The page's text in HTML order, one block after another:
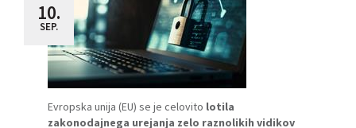
10.
SEP.
Evropska unija (EU) se je celovito lotila
zakonodajnega urejanja zelo raznolikih vidikov